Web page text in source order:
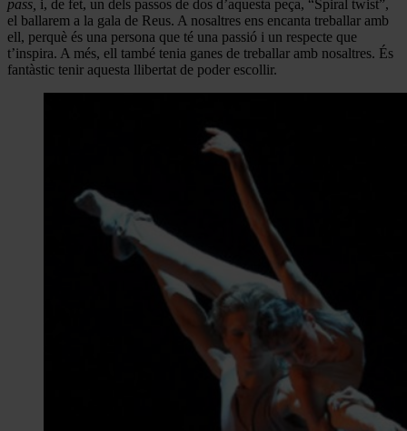
pass, i, de fet, un dels passos de dos d’aquesta peça, “Spiral twist”,
el ballarem a la gala de Reus. A nosaltres ens encanta treballar amb
ell, perquè és una persona que té una passió i un respecte que
t’inspira. A més, ell també tenia ganes de treballar amb nosaltres. És
fantàstic tenir aquesta llibertat de poder escollir.